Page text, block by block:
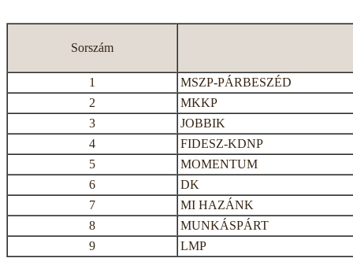
Sorszám
1
MSZP-PÁRBESZÉD
2
MKKP
3
JOBBIK
4
FIDESZ-KDNP
5
MOMENTUM
6
DK
7
MI HAZÁNK
8
MUNKÁSPÁRT
9
LMP